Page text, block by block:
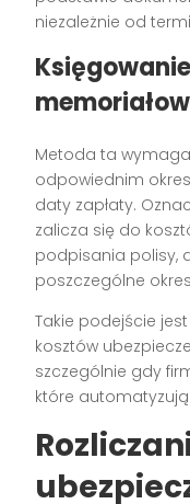
niezależnie od
Metoda ta
odpowiednim
daty zapłaty.
zalicza się do
podpisania polisy,
poszczególne
Takie podejście
kosztów
szczególnie gdy
które